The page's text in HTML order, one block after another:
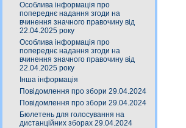
Особлива інформація про
попереднє надання згоди на
вчинення значного правочину від
22.04.2025 року
Особлива інформація про
попереднє надання згоди на
вчинення значного правочину від
22.04.2025 року
Інша інформація
Повідомлення про збори 29.04.2024
Повідомлення про збори 29.04.2024
Бюлетень для голосування на
дистанційних зборах 29.04.2024